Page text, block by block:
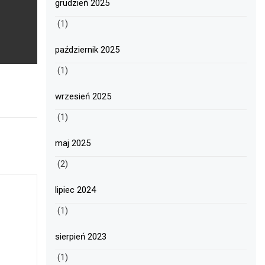
grudzień 2025
(1)
październik 2025
(1)
wrzesień 2025
(1)
maj 2025
(2)
lipiec 2024
(1)
sierpień 2023
(1)